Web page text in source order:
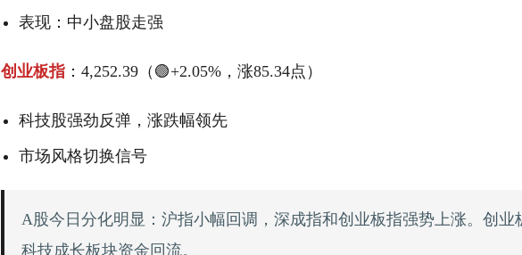
表现：中小盘股走强
创业板指 ：4,252.39（🟢+2.05%，涨85.34点）
科技股强劲反弹，涨跌幅领先
市场风格切换信号
A股今日分化明显：沪指小幅回调，深成指和创业板指强势上涨。创业
科技成长板块资金回流。